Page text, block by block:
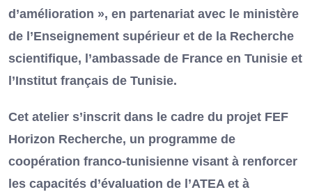
d’amélioration », en partenariat avec le ministère
de l’Enseignement supérieur et de la Recherche
scientifique, l’ambassade de France en Tunisie et
l’Institut français de Tunisie.
Cet atelier s’inscrit dans le cadre du projet FEF
Horizon Recherche, un programme de
coopération franco-tunisienne visant à renforcer
les capacités d’évaluation de l’ATEA et à